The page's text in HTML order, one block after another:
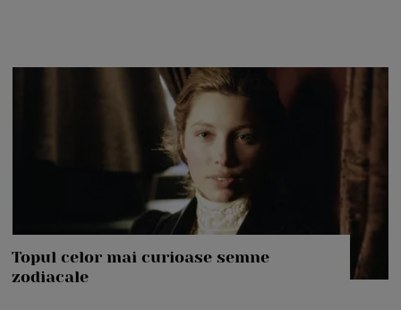
Topul celor mai curioase semne
zodiacale